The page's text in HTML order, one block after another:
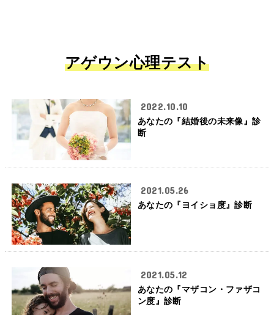
アゲウン心理テスト
2022.10.10
あなたの『結婚後の未来像』診
断
2021.05.26
あなたの『ヨイショ度』診断
2021.05.12
あなたの『マザコン・ファザコ
ン度』診断